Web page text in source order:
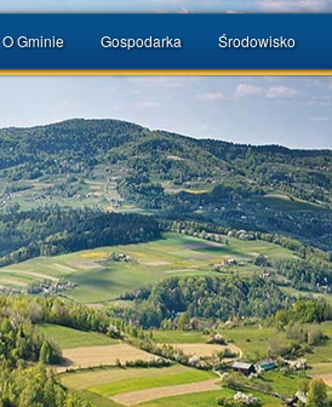
O Gminie Gospodarka Środowisko